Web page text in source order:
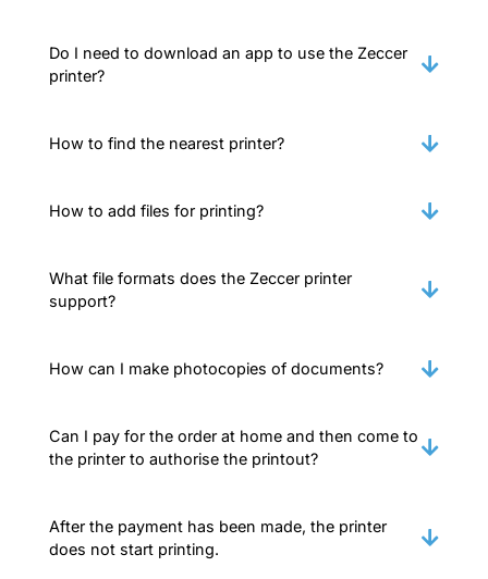
Do I need to download an app to use the Zeccer
printer?
How to find the nearest printer?
How to add files for printing?
What file formats does the Zeccer printer
support?
How can I make photocopies of documents?
Can I pay for the order at home and then come to
the printer to authorise the printout?
After the payment has been made, the printer
does not start printing.